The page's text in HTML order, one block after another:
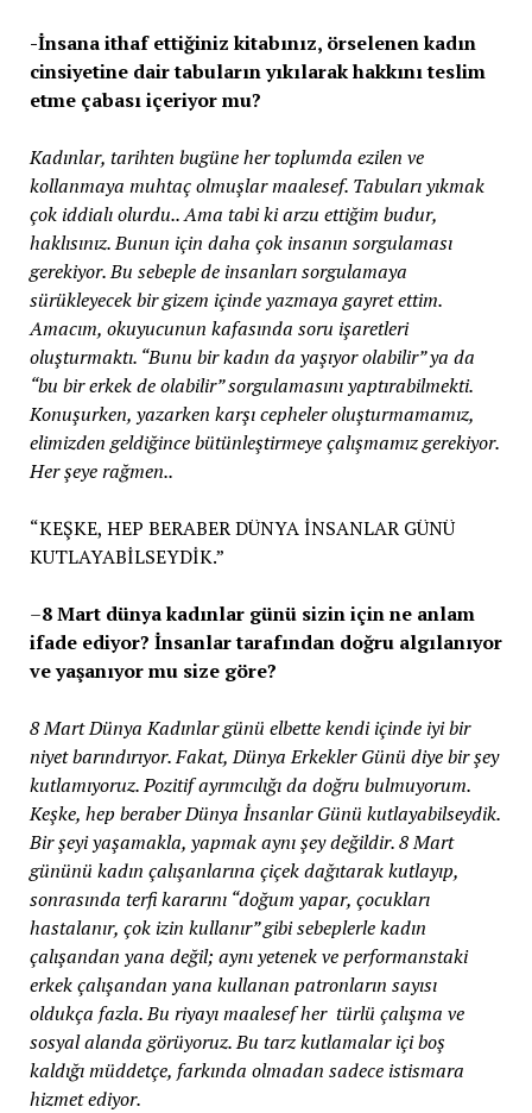
-İnsana ithaf ettiğiniz kitabınız, örselenen kadın
cinsiyetine dair tabuların yıkılarak hakkını teslim
etme çabası içeriyor mu?
Kadınlar, tarihten bugüne her toplumda ezilen ve
kollanmaya muhtaç olmuşlar maalesef. Tabuları yıkmak
çok iddialı olurdu.. Ama tabi ki arzu ettiğim budur,
haklısınız. Bunun için daha çok insanın sorgulaması
gerekiyor. Bu sebeple de insanları sorgulamaya
sürükleyecek bir gizem içinde yazmaya gayret ettim.
Amacım, okuyucunun kafasında soru işaretleri
oluşturmaktı. “Bunu bir kadın da yaşıyor olabilir” ya da
“bu bir erkek de olabilir” sorgulamasını yaptırabilmekti.
Konuşurken, yazarken karşı cepheler oluşturmamamız,
elimizden geldiğince bütünleştirmeye çalışmamız gerekiyor.
Her şeye rağmen..
“KEŞKE, HEP BERABER DÜNYA İNSANLAR GÜNÜ
KUTLAYABİLSEYDİK.”
–8 Mart dünya kadınlar günü sizin için ne anlam
ifade ediyor? İnsanlar tarafından doğru algılanıyor
ve yaşanıyor mu size göre?
8 Mart Dünya Kadınlar günü elbette kendi içinde iyi bir
niyet barındırıyor. Fakat, Dünya Erkekler Günü diye bir şey
kutlamıyoruz. Pozitif ayrımcılığı da doğru bulmuyorum.
Keşke, hep beraber Dünya İnsanlar Günü kutlayabilseydik.
Bir şeyi yaşamakla, yapmak aynı şey değildir. 8 Mart
gününü kadın çalışanlarına çiçek dağıtarak kutlayıp,
sonrasında terfi kararını “doğum yapar, çocukları
hastalanır, çok izin kullanır” gibi sebeplerle kadın
çalışandan yana değil; aynı yetenek ve performanstaki
erkek çalışandan yana kullanan patronların sayısı
oldukça fazla. Bu riyayı maalesef her türlü çalışma ve
sosyal alanda görüyoruz. Bu tarz kutlamalar içi boş
kaldığı müddetçe, farkında olmadan sadece istismara
hizmet ediyor.